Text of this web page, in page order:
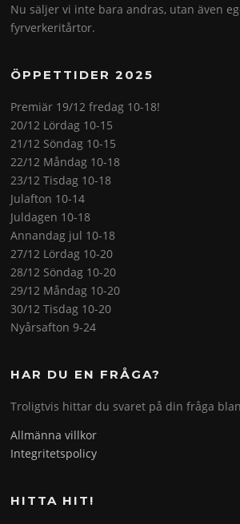
Nu säljer vi inte bara andras, utan även
fyrverkeritårtor.
ÖPPETTIDER 2025
Premiär 19/12 fredag 10-18!
20/12 Lördag 10-15
21/12 Söndag 10-15
22/12 Måndag 10-18
23/12 Tisdag 10-18
Julafton 10-14
Juldagen 10-18
Annandag jul 10-18
27/12 Lördag 10-20
28/12 Söndag 10-20
29/12 Måndag 10-20
30/12 Tisdag 10-20
Nyårsafton 9-24
HAR DU EN FRÅGA?
Troligtvis hittar du svaret på din fråga
Allmänna villkor
Integritetspolicy
HITTA HIT!